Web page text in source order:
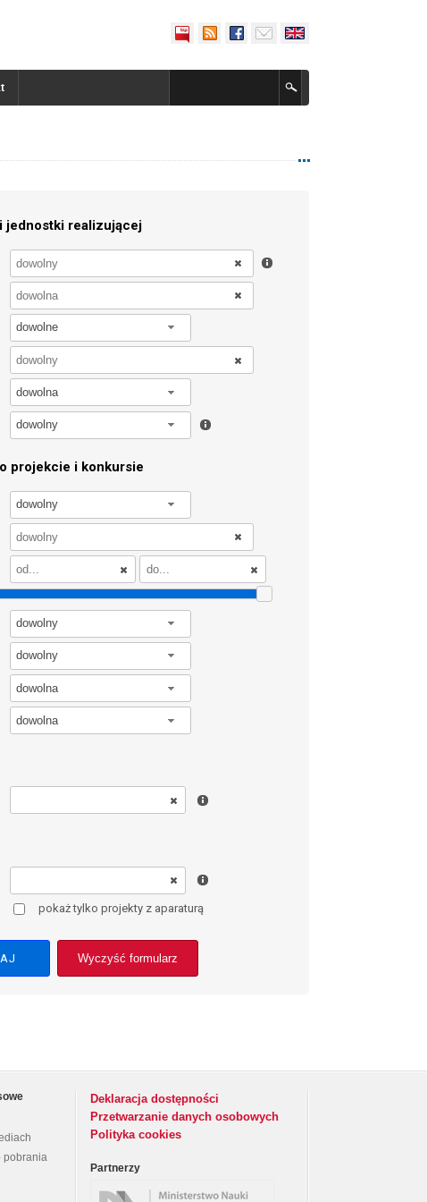
jednostki realizującej
dowolne
dowolna
dowolny
projekcie i konkursie
dowolny
dowolny
dowolny
dowolna
dowolna
pokaż tylko projekty z aparaturą
Wyczyść formularz
pobrania
Deklaracja dostępności
Przetwarzanie danych osobowych
Polityka cookies
Partnerzy